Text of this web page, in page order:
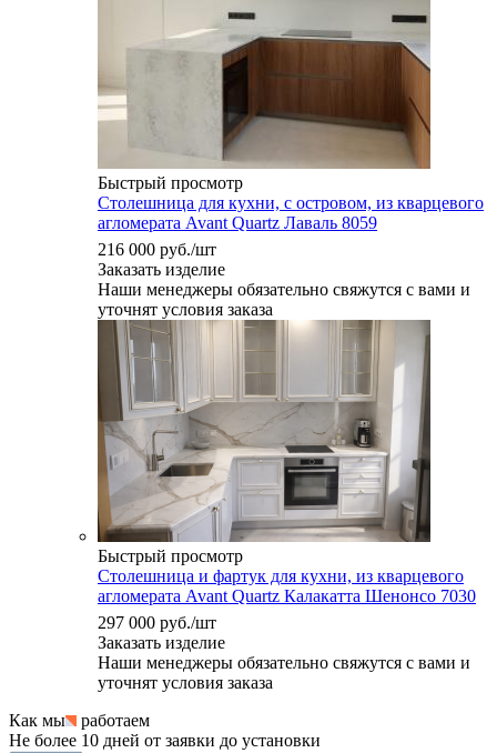
Быстрый просмотр
Столешница для кухни, с островом, из кварцевого
агломерата Avant Quartz Лаваль 8059
216 000 руб./шт
Заказать изделие
Наши менеджеры обязательно свяжутся с вами и
уточнят условия заказа
Быстрый просмотр
Столешница и фартук для кухни, из кварцевого
агломерата Avant Quartz Калакатта Шенонсо 7030
297 000 руб./шт
Заказать изделие
Наши менеджеры обязательно свяжутся с вами и
уточнят условия заказа
Как мы
работаем
Не более 10 дней от заявки до установки